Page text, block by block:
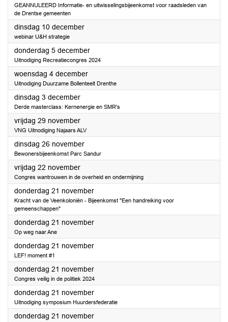
GEANNULEERD Informatie- en uitwisselingsbijeenkomst voor raadsleden van
de Drentse gemeenten
dinsdag 10 december2024
webinar U&H strategie
donderdag 5 december2024
Uitnodiging Recreatiecongres 2024
woensdag 4 december2024
Uitnodiging Duurzame Bollenteelt Drenthe
dinsdag 3 december2024
Derde masterclass: Kernenergie en SMR's
vrijdag 29 november2024
VNG Uitnodiging Najaars ALV
dinsdag 26 november2024
Bewonersbijeenkomst Parc Sandur
vrijdag 22 november2024
Congres wantrouwen in de overheid en ondermijning
donderdag 21 november2024
Kracht van de Veenkoloniën - Bijeenkomst "Een handreiking voor
gemeenschappen"
donderdag 21 november2024
Op weg naar Ane
donderdag 21 november2024
LEF! moment #1
donderdag 21 november2024
Congres veilig in de politiek 2024
donderdag 21 november2024
Uitnodiging symposium Huurdersfederatie
donderdag 21 november2024